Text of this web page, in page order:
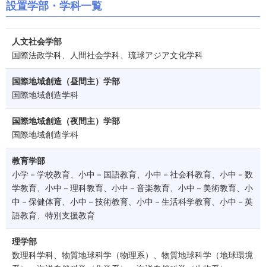
設置学部・学科一覧
人文社会学部
国際法政学科、人間社会学科、琉球アジア文化学科
国際地域創造（昼間主）学部
国際地域創造学科
国際地域創造（夜間主）学部
国際地域創造学科
教育学部
小学－学校教育、小中－国語教育、小中－社会科教育、小中－数
学教育、小中－理科教育、小中－音楽教育、小中－美術教育、小
中－保健体育、小中－技術教育、小中－生活科学教育、小中－英
語教育、特別支援教育
理学部
数理科学科、物質地球科学（物理系）、物質地球科学（地球環境